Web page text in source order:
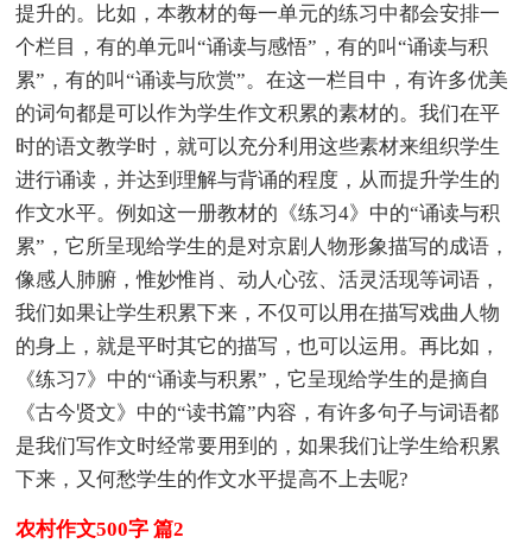
提升的。比如，本教材的每一单元的练习中都会安排一
个栏目，有的单元叫“诵读与感悟”，有的叫“诵读与积
累”，有的叫“诵读与欣赏”。在这一栏目中，有许多优美
的词句都是可以作为学生作文积累的素材的。我们在平
时的语文教学时，就可以充分利用这些素材来组织学生
进行诵读，并达到理解与背诵的程度，从而提升学生的
作文水平。例如这一册教材的《练习4》中的“诵读与积
累”，它所呈现给学生的是对京剧人物形象描写的成语，
像感人肺腑，惟妙惟肖、动人心弦、活灵活现等词语，
我们如果让学生积累下来，不仅可以用在描写戏曲人物
的身上，就是平时其它的描写，也可以运用。再比如，
《练习7》中的“诵读与积累”，它呈现给学生的是摘自
《古今贤文》中的“读书篇”内容，有许多句子与词语都
是我们写作文时经常要用到的，如果我们让学生给积累
下来，又何愁学生的作文水平提高不上去呢?
农村作文500字 篇2